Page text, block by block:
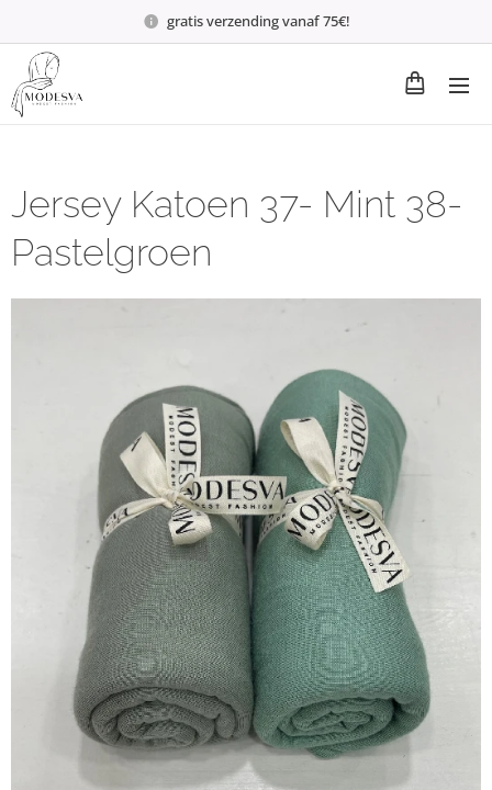
gratis verzending vanaf 75€!
Jersey Katoen 37- Mint 38-
Pastelgroen